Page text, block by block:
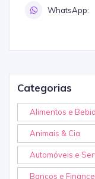
WhatsApp:
Categorias
Alimentos e
Animais & Cia
Automóveis e
Bancos e